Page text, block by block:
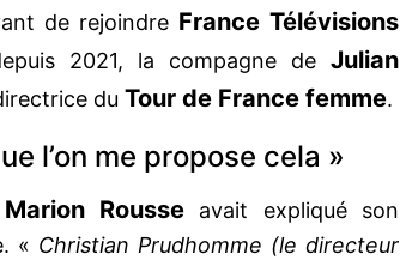
de rejoindre France Télévisions
2021, la compagne de Julian
du Tour de France femme.
l’on me propose cela »
Marion Rousseavait expliqué son
« Christian Prudhomme (le directeur